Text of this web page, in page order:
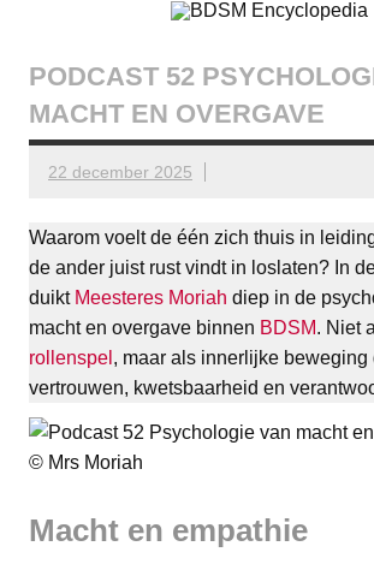
De complete BDSM encyclopedie voor
PODCAST 52
MACHT EN OVERGAVE
22 december 2025
Waarom voelt de één zich thuis in
de ander juist rust vindt in loslaten? In
duikt Meesteres Moriah diep in de
macht en overgave binnen BDSM. Niet
rollenspel , maar als innerlijke beweging
vertrouwen, kwetsbaarheid en
© Mrs Moriah
Macht en empathie